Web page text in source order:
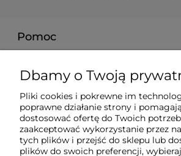
Pomoc
Moje konto
Płatności i dostawa
Informacje
Dbamy o Twoją
Pliki cookies i pokrewne im
poprawne działanie strony i
dostosować ofertę do Twoich
zaakceptować wykorzystanie przez
tych plików i przejść do sklepu lub
plików do swoich preferencji,